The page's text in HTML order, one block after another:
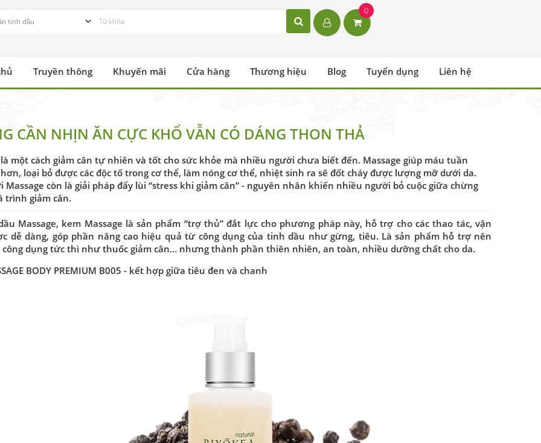
0
Truyền thông Khuyến mãi Cửa hàng Thương hiệu Blog Tuyển dụng Liên hệ
CẦN NHỊN ĂN CỰC KHỔ VẪN CÓ DÁNG THON THẢ
là một cách giảm cân tự nhiên và tốt cho sức khỏe mà nhiều người chưa biết đến. Massage giúp máu tuần
loại bỏ được các độc tố trong cơ thể, làm nóng cơ thể, nhiệt sinh ra sẽ đốt cháy được lượng mỡ dưới da.
Massage còn là giải pháp đẩy lùi “stress khi giảm cân” - nguyên nhân khiến nhiều người bỏ cuộc giữa chừng
trình giảm cân.
Massage, kem Massage là sản phẩm “trợ thủ” đắt lực cho phương pháp này, hỗ trợ cho các thao tác, vận
dễ dàng, góp phần nâng cao hiệu quả từ công dụng của tinh dầu như gừng, tiêu. Là sản phẩm hỗ trợ nên
công dụng tức thì như thuốc giảm cân… nhưng thành phần thiên nhiên, an toàn, nhiều dưỡng chất cho da.
BODY PREMIUM B005 - kết hợp giữa tiêu đen và chanh